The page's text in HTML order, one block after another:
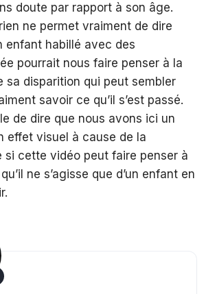
doute par rapport à son âge.
ne permet vraiment de dire
enfant habillé avec des
pourrait nous faire penser à la
sa disparition qui peut sembler
savoir ce qu’il s’est passé.
de dire que nous avons ici un
effet visuel à cause de la
si cette vidéo peut faire penser à
ne s’agisse que d’un enfant en